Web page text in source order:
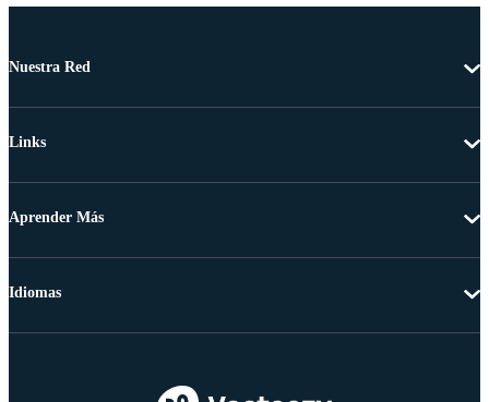
Nuestra Red
Links
Aprender Más
Idiomas